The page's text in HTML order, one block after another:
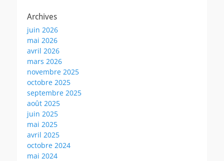
Archives
juin 2026
mai 2026
avril 2026
mars 2026
novembre 2025
octobre 2025
septembre 2025
août 2025
juin 2025
mai 2025
avril 2025
octobre 2024
mai 2024